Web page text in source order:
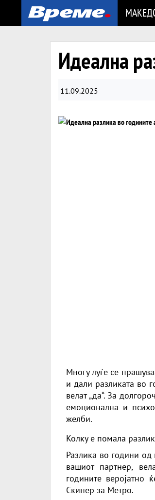
Идеална
11.09.2025
Многу луѓе се
и дали разликата во
велат „да“. За
емоционална и
желби.
Колку е помала
Разлика во години
вашиот партнер,
годините веројатно
Скинер за Метро.